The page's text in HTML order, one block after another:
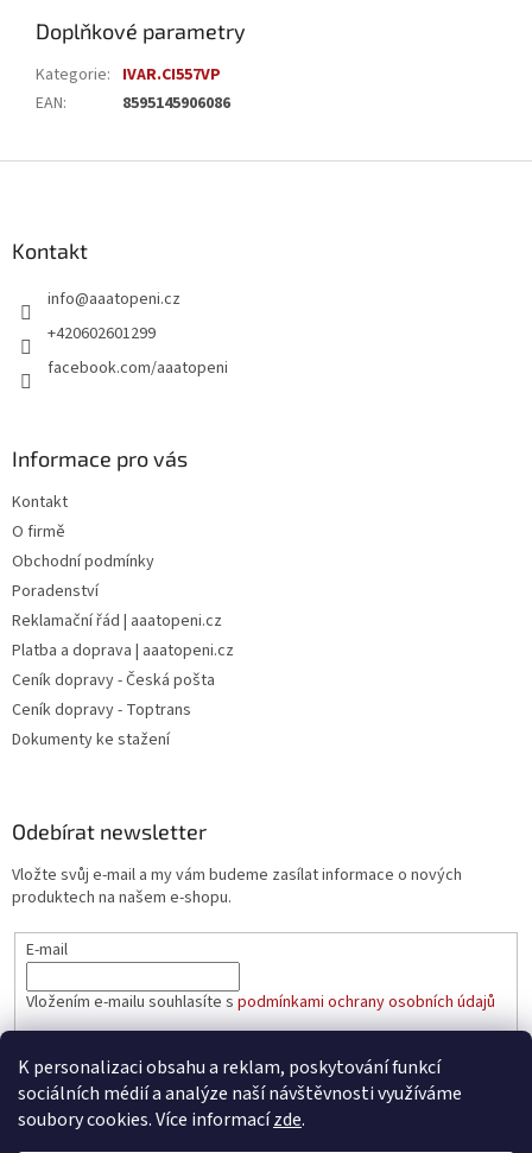
K personalizaci obsahu a reklam, poskytování funkcí
sociálních médií a analýze naší návštěvnosti využíváme
soubory cookies. Více informacízde.
Doplňkové parametry
Kategorie: IVAR.CI557VP
EAN: 8595145906086
Kontakt
info@aaatopeni.cz
+420602601299
facebook.com/aaatopeni
Informace pro vás
Kontakt
O firmě
Obchodní podmínky
Poradenství
Reklamační řád | aaatopeni.cz
Platba a doprava | aaatopeni.cz
Ceník dopravy - Česká pošta
Ceník dopravy - Toptrans
Dokumenty ke stažení
Odebírat newsletter
Vložte svůj e-mail a my vám budeme zasílat informace o nových
produktech na našem e-shopu.
E-mail
Vložením e-mailu souhlasíte s podmínkami ochrany osobních údajů
PŘIHLÁSIT SE